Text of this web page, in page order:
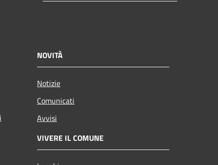
NOVITÀ
Notizie
Comunicati
Avvisi
VIVERE IL COMUNE